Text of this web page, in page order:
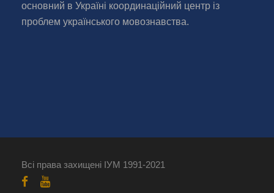
основний в Україні координаційний центр із
проблем українського мовознавства.
Всі права захищені ІУМ 1991-2021